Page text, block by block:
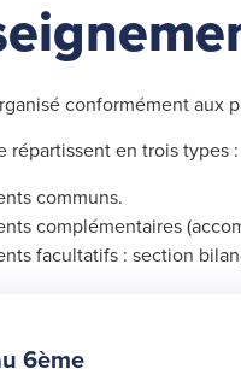
conformément aux
répartissent en trois types :
communs.
complémentaires
facultatifs : section
6ème